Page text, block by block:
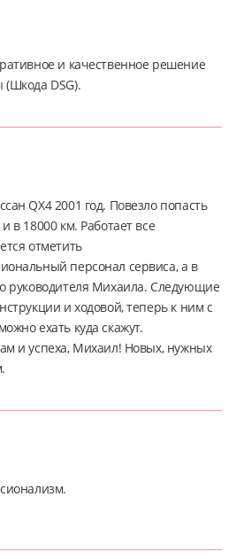
и качественное решение
DSG).
QX4 2001 год. Повезло попасть
в 18000 км. Работает все
отметить
персонал сервиса, а в
руководителя Михаила. Следующие
и ходовой, теперь к ним с
ехать куда скажут.
и успеха, Михаил! Новых, нужных